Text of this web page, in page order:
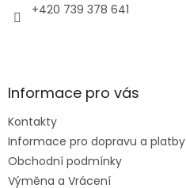
+420 739 378 641
Informace pro vás
Kontakty
Informace pro dopravu a platby
Obchodní podmínky
Výměna a Vrácení